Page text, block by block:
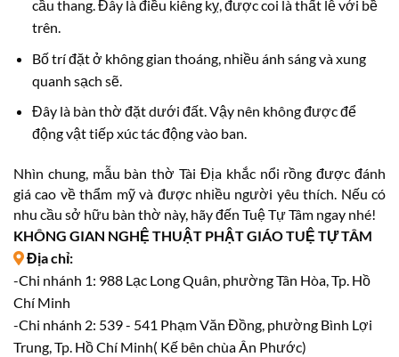
cầu thang. Đây là điều kiêng kỵ, được coi là thất lễ với bề
trên.
Bố trí đặt ở không gian thoáng, nhiều ánh sáng và xung
quanh sạch sẽ.
Đây là bàn thờ đặt dưới đất. Vậy nên không được để
động vật tiếp xúc tác động vào ban.
Nhìn chung, mẫu bàn thờ Tài Địa khắc nổi rồng được đánh
giá cao về thẩm mỹ và được nhiều người yêu thích. Nếu có
nhu cầu sở hữu bàn thờ này, hãy đến Tuệ Tự Tâm ngay nhé!
KHÔNG GIAN NGHỆ THUẬT PHẬT GIÁO TUỆ TỰ TÂM
Địa chỉ:
-Chi nhánh 1: 988 Lạc Long Quân, phường Tân Hòa, Tp. Hồ
Chí Minh
-Chi nhánh 2: 539 - 541 Phạm Văn Đồng, phường Bình Lợi
Trung, Tp. Hồ Chí Minh( Kế bên chùa Ân Phước)